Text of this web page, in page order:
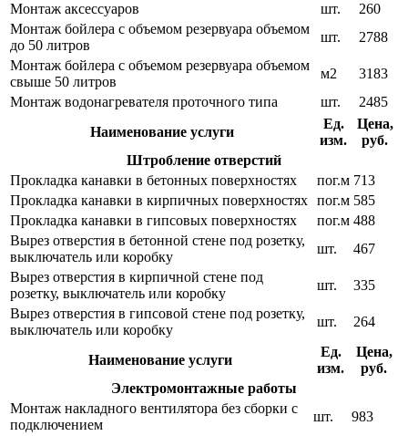
Монтаж аксессуаров
шт.
260
Монтаж бойлера с объемом резервуара объемом
до 50 литров
шт.
2788
Монтаж бойлера с объемом резервуара объемом
свыше 50 литров
м2
3183
Монтаж водонагревателя проточного типа
шт.
2485
Наименование услуги
Ед.
изм.
Цена,
руб.
Штробление отверстий
Прокладка канавки в бетонных поверхностях
пог.м 713
Прокладка канавки в кирпичных поверхностях пог.м 585
Прокладка канавки в гипсовых поверхностях
пог.м 488
Вырез отверстия в бетонной стене под розетку,
выключатель или коробку
шт.
467
Вырез отверстия в кирпичной стене под
розетку, выключатель или коробку
шт.
335
Вырез отверстия в гипсовой стене под розетку,
выключатель или коробку
шт. 264
Наименование услуги
Ед.
изм.
Цена,
руб.
Электромонтажные работы
Монтаж накладного вентилятора без сборки с
подключением
шт.
983